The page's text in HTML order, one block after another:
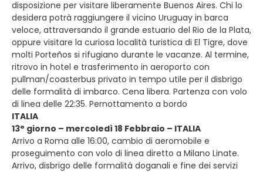
disposizione per visitare liberamente Buenos Aires. Chi lo
desidera potrà raggiungere il vicino Uruguay in barca
veloce, attraversando il grande estuario del Rio de la Plata,
oppure visitare la curiosa località turistica di El Tigre, dove
molti Porteños si rifugiano durante le vacanze. Al termine,
ritrovo in hotel e trasferimento in aeroporto con
pullman/coasterbus privato in tempo utile per il disbrigo
delle formalità di imbarco. Cena libera. Partenza con volo
di linea delle 22:35. Pernottamento a bordo
ITALIA
13° giorno – mercoledì 18 Febbraio – ITALIA
Arrivo a Roma alle 16:00, cambio di aeromobile e
proseguimento con volo di linea diretto a Milano Linate.
Arrivo, disbrigo delle formalità doganali e fine dei servizi